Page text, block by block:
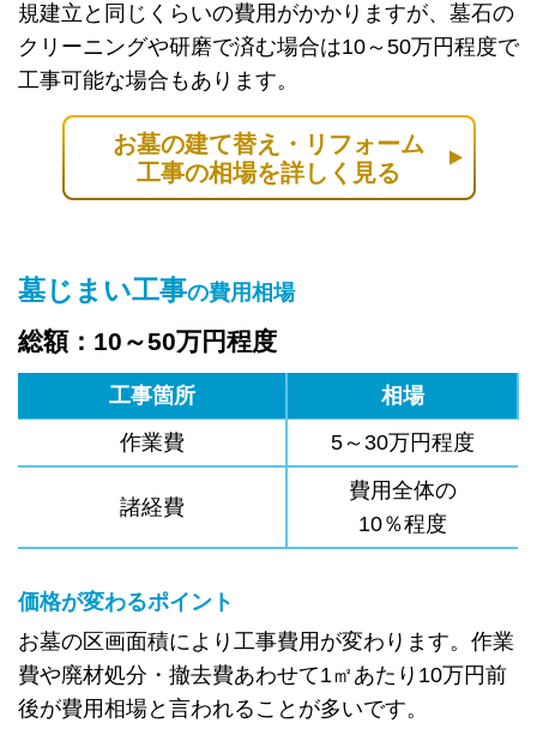
規建立と同じくらいの費用がかかりますが、墓石の
クリーニングや研磨で済む場合は10～50万円程度で
工事可能な場合もあります。
お墓の建て替え・リフォーム
工事の相場を詳しく見る
墓じまい工事の費用相場
総額：10～50万円程度
工事箇所
相場
作業費
5～30万円程度
諸経費
費用全体の
10％程度
価格が変わるポイント
お墓の区画面積により工事費用が変わります。作業
費や廃材処分・撤去費あわせて1㎡あたり10万円前
後が費用相場と言われることが多いです。